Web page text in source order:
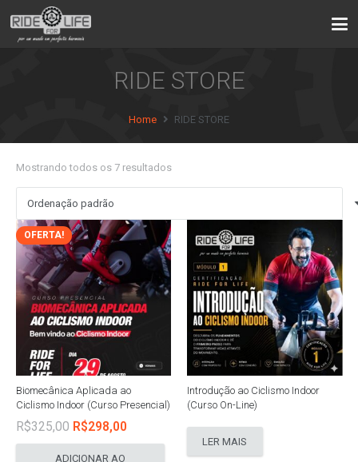
RIDE STORE
Home RIDE STORE
Mostrando todos os 7 resultados
OFERTA!
Biomecânica Aplicada ao
Ciclismo Indoor (Curso Presencial)
R$325,00 O
preço
R$298,00O
preço
ADICIONAR AO
Introdução ao Ciclismo Indoor
(Curso On-Line)
LER MAIS